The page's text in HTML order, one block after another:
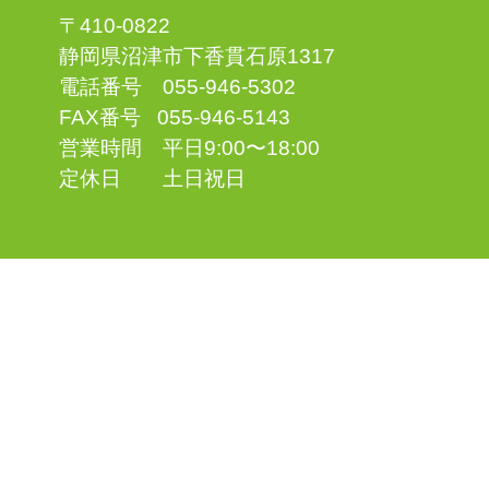
〒410-0822
静岡県沼津市下香貫石原1317
電話番号 055-946-5302
FAX番号 055-946-5143
営業時間 平日9:00〜18:00
定休日 土日祝日